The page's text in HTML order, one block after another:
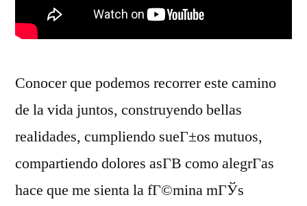
Conocer que podemos recorrer este camino
de la vida juntos, construyendo bellas
realidades, cumpliendo sueГ±os mutuos,
compartiendo dolores asГ­В­ como alegrГ­as
hace que me sienta la fГ©mina mГЎs